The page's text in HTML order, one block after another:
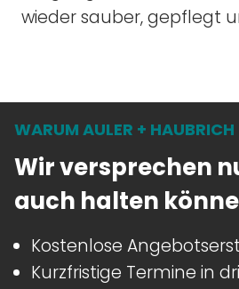
wieder sauber, gepflegt
WARUM AULER + HAUBRICH
Wir versprechen
auch halten
Kostenlose
Kurzfristige Termine in